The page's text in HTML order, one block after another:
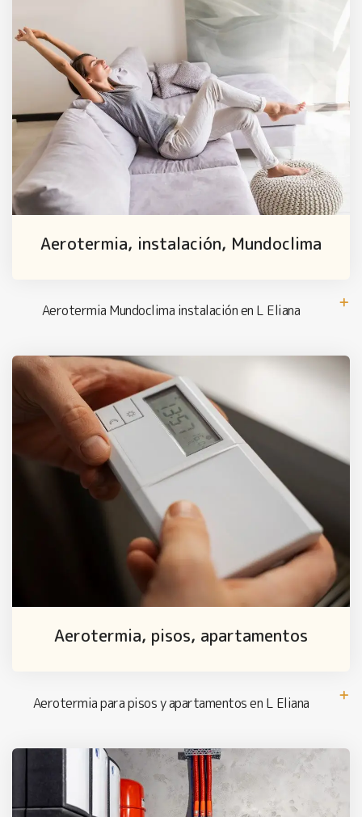
Aerotermia, instalación, Mundoclima
Aerotermia Mundoclima instalación en L Eliana
Aerotermia, pisos, apartamentos
Aerotermia para pisos y apartamentos en L Eliana